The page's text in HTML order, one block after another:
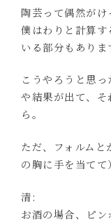
陶芸って偶然がけ
僕はわりと計算
いる部分もありま
こうやろうと思
や結果が出て、
ら。
ただ、フォルム
の胸に手を当てて
清:
お酒の場合、ピ